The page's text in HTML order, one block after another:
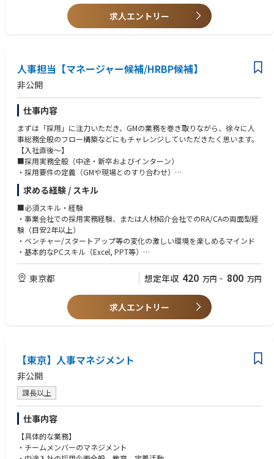
【能力・スキル】
・Word、Excel、PowerPoint
求人エントリー
人事担当【マネージャー候補/HRBP候補】
非公開
仕事内容
まずは「採用」に注力いただき、GMの業務を巻き取りながら、徐々に人
事総務全般のフロー構築などにもチャレンジしていただきたく思います。
【入社直後〜】
■採用実務全般（中途・新卒およびインターン）
・採用要件の定義（GMや現場とのすり合わせ）
・求人票の作成・更新
・エージェントコントロール、ダイレクトリクルーティングの運用
・選考進行管理、面接対応
・採用広報（自社のマーケティング力を活かした採用ブランディング）
■オンボーディング支援
・入社手続き、オリエンテーションの実施
・人事評価制度の運用・改善
・社内環境整備、総務業務のフロー化
・グローバル人材（外国籍社員）の受け入れ体制強化
求める経験 / スキル
■必須スキル・経験
・事業会社での採用実務経験、または人材紹介会社でのRA/CAの両面型経
験（目安2年以上）
・ベンチャー/スタートアップ等の変化の激しい環境を楽しめるマインド
・基本的なPCスキル（Excel, PPT等）
・トレンドなど新しいことへの積極性・取り組んだ経験や実績
■歓迎スキル
・人事制度の構築・運用経験
・日常会話レベル以上の中国語力（社内に多国籍メンバーが多いため）
・化粧品、エンタメ、ホビー業界への興味・関心
・スピード感を持ってマルチタスクをこなせる方
・多様なバックグラウンドを持つメンバーと円滑にコミュニケーションが
取れる方
・深い思考力とスピーディな実行力を兼ね備えた方
・トレンドに敏感で、新しいことにワクワクできる方
東京都 想定年収 420 万円 ~ 800 万円
求人エントリー
【東京】人事マネジメント
非公開
課長以上
仕事内容
【具体的な業務】
・チームメンバーのマネジメント